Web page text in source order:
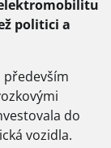
politici a
především
do
vozidla.